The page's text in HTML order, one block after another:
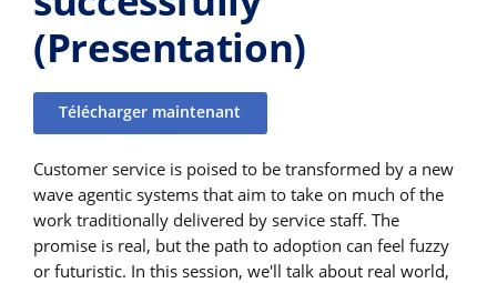
(Presentation)
Télécharger maintenant
Customer service is poised to be transformed by a new
wave agentic systems that aim to take on much of the
work traditionally delivered by service staff. The
promise is real, but the path to adoption can feel fuzzy
or futuristic. In this session, we'll talk about real world,